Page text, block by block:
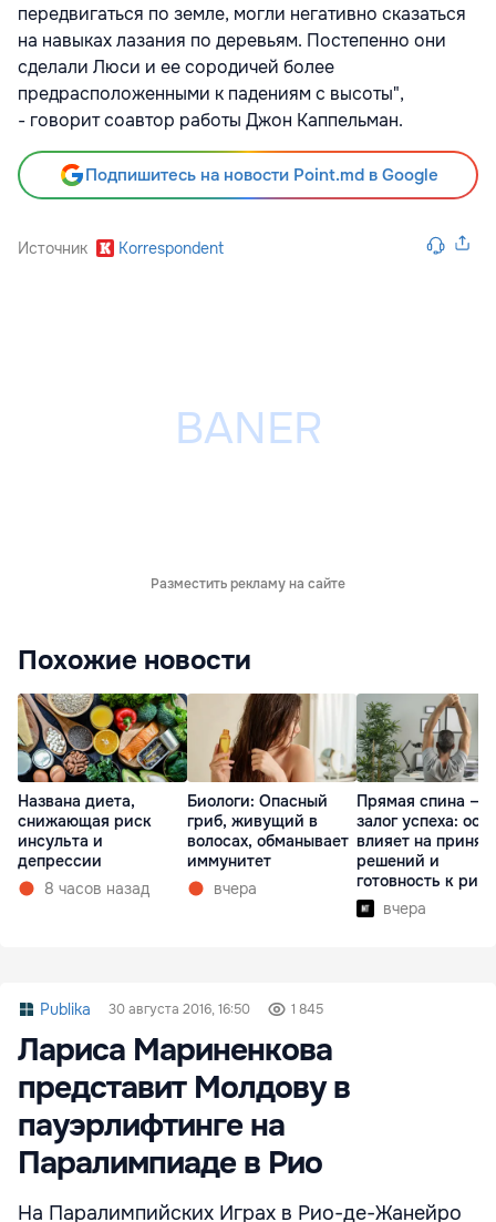
передвигаться по земле, могли негативно сказаться
на навыках лазания по деревьям. Постепенно они
сделали Люси и ее сородичей более
предрасположенными к падениям с высоты",
- говорит соавтор работы Джон Каппельман.
Подпишитесь на новости Point.md в Google
Источник Korrespondent
Разместить рекламу на сайте
Похожие новости
Названа диета,
снижающая риск
инсульта и
депрессии
8 часов назад
Биологи: Опасный
гриб, живущий в
волосах, обманывает
иммунитет
вчера
Прямая спина —
залог успеха:
влияет на
решений и
готовность к
вчера
Publika 30 августа 2016, 16:50 1 845
Лариса Мариненкова
представит Молдову в
пауэрлифтинге на
Паралимпиаде в Рио
На Паралимпийских Играх в Рио-де-Жанейро